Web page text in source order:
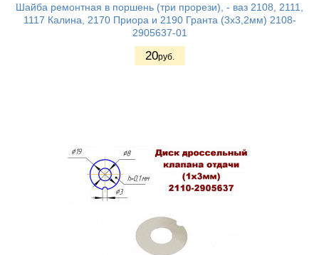
Шайба ремонтная в поршень (три прорези), - ваз 2108, 2111,
1117 Калина, 2170 Приора и 2190 Гранта (3х3,2мм) 2108-
2905637-01
20руб.